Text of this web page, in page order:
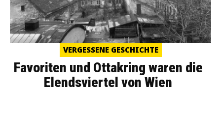
VERGESSENE GESCHICHTE
Favoriten und Ottakring waren die
Elendsviertel von Wien